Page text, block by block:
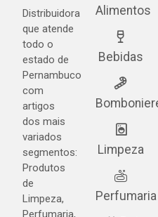
Distribuidora
que atende
todo o
estado de
Pernambuco
com
artigos
dos mais
variados
segmentos:
Produtos
de
Limpeza,
Perfumaria,
Alimentos
Bebidas
Limpeza
Perfumaria